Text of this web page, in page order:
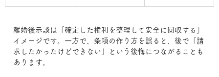
離婚後示談は「確定した権利を整理して安全に回収する」
イメージです。一方で、条項の作り方を誤ると、後で「請
求したかったけどできない」という後悔につながることも
あります。